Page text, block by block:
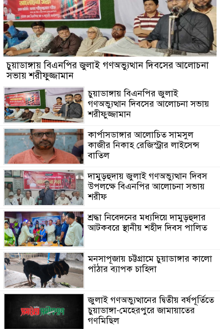
চুয়াডাঙ্গায় বিএনপির জুলাই গণঅভ্যুত্থান দিবসের আলোচনা
সভায় শরীফুজ্জামান
চুয়াডাঙ্গায় বিএনপির জুলাই
গণঅভ্যুত্থান দিবসের আলোচনা সভায়
শরীফুজ্জামান
কার্পাসডাঙ্গার আলোচিত সামসুল
কাজীর নিকাহ রেজিস্ট্রার লাইসেন্স
বাতিল
দামুড়হুদায় জুলাই গণঅভ্যুত্থান দিবস
উপলক্ষে বিএনপির আলোচনা সভায়
শরীফ
শ্রদ্ধা নিবেদনের মধ্যদিয়ে দামুড়হুদার
আটকবরে স্থানীয় শহীদ দিবস পালিত
মনসাপূজায় চট্টগ্রামে চুয়াডাঙ্গার কালো
পাঁঠার ব্যাপক চাহিদা
জুলাই গণঅভ্যুত্থানের দ্বিতীয় বর্ষপূর্তিতে
চুয়াডাঙ্গা-মেহেরপুরে জামায়াতের
গণমিছিল